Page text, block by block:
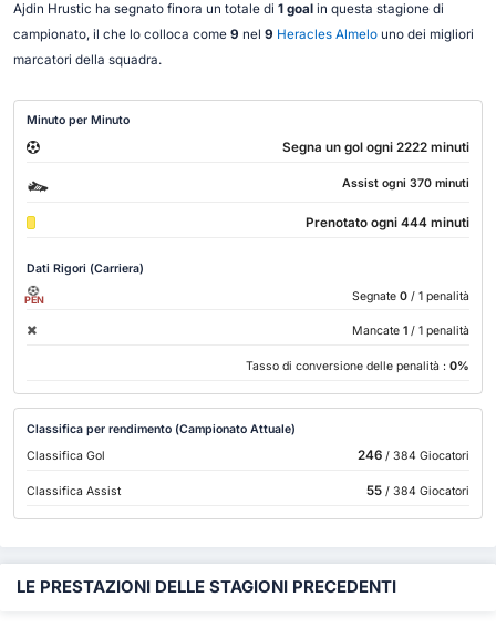
Ajdin Hrustic ha segnato finora un totale di 1 goalin questa stagione di
campionato, il che lo colloca come 9 nel 9 Heracles Almelouno dei migliori
marcatori della squadra.
Minuto per Minuto
Segna un gol ogni 2222 minuti
Assist ogni 370 minuti
Prenotato ogni 444 minuti
Dati Rigori (Carriera)
PEN Segnate 0 / 1 penalità
Mancate 1 / 1 penalità
Tasso di conversione delle penalità : 0%
Classifica per rendimento (Campionato Attuale)
Classifica Gol
246/ 384 Giocatori
Classifica Assist 55/ 384 Giocatori
LE PRESTAZIONI DELLE STAGIONI PRECEDENTI